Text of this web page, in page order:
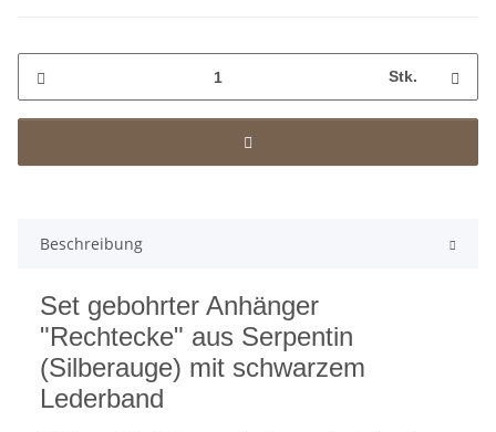
Stk.
Beschreibung
Set gebohrter Anhänger
"Rechtecke" aus Serpentin
(Silberauge) mit schwarzem
Lederband